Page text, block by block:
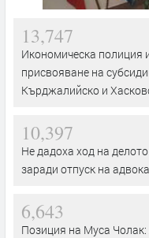
13,747
Икономическа полиция
присвояване на
Кърджалийско и
10,397
Не дадоха ход на
заради отпуск на
6,643
Позиция на Муса